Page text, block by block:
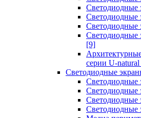
Светодиодные
Светодиодные
Светодиодные
Светодиодные
[9]
серии U-natural
Светодиодные
Светодиодные
Светодиодные
Светодиодные
Светодиодные